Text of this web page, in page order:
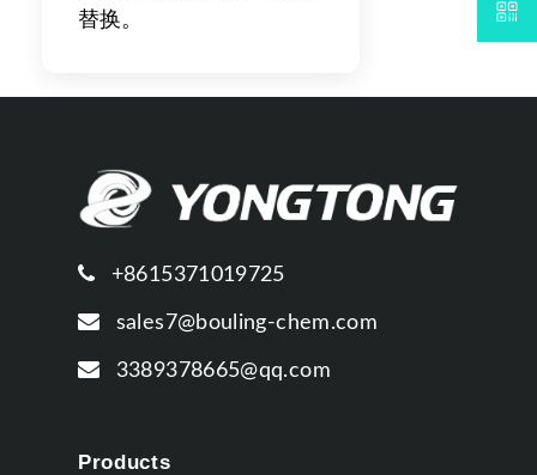
替换。
+8615371019725
sales7@bouling-chem.com
3389378665@qq.com
Products